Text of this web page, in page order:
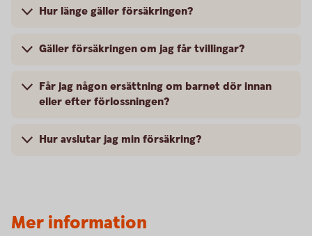
Hur länge gäller försäkringen?
Gäller försäkringen om jag får tvillingar?
Får jag någon ersättning om barnet dör innan
eller efter förlossningen?
Hur avslutar jag min försäkring?
Mer information